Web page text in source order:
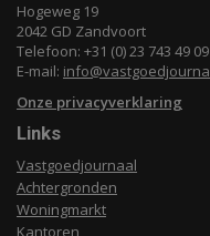
Hogeweg 19
2042 GD Zandvoort
Telefoon: +31 (0) 23 743 49 09
E-mail:
Onze privacyverklaring
Links
Vastgoedjournaal
Achtergronden
Woningmarkt